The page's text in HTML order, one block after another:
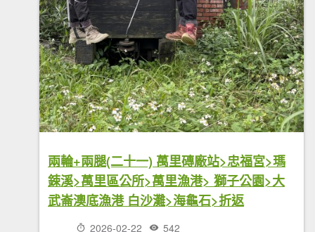
兩輪+兩腿(二十一) 萬里磚廠站>忠福宮>瑪
鋉溪>萬里區公所>萬里漁港> 獅子公園>大
武崙澳底漁港 白沙灘>海龜石>折返
2026-02-22 542